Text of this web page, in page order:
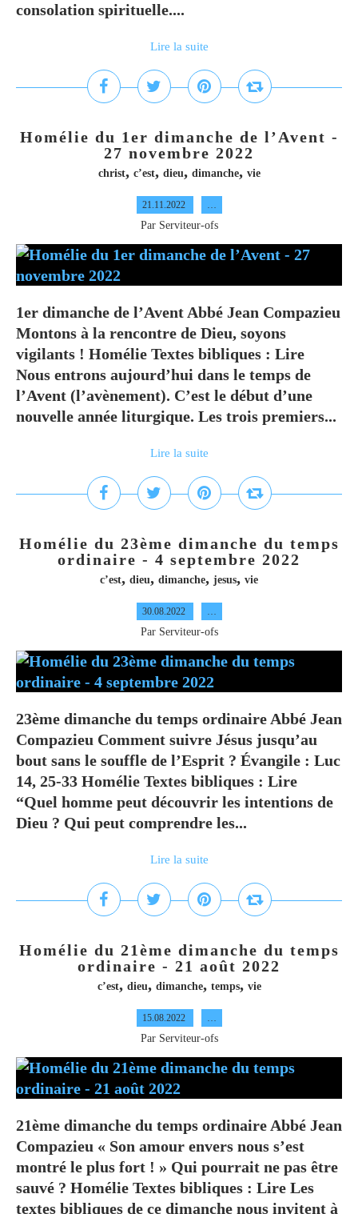
consolation spirituelle....
Lire la suite
Homélie du 1er dimanche de l’Avent -
27 novembre 2022
christ, c’est, dieu, dimanche, vie
21.11.2022 …
Par Serviteur-ofs
1er dimanche de l’Avent Abbé Jean Compazieu
Montons à la rencontre de Dieu, soyons
vigilants ! Homélie Textes bibliques : Lire
Nous entrons aujourd’hui dans le temps de
l’Avent (l’avènement). C’est le début d’une
nouvelle année liturgique. Les trois premiers...
Lire la suite
Homélie du 23ème dimanche du temps
ordinaire - 4 septembre 2022
c’est, dieu, dimanche, jesus, vie
30.08.2022 …
Par Serviteur-ofs
23ème dimanche du temps ordinaire Abbé Jean
Compazieu Comment suivre Jésus jusqu’au
bout sans le souffle de l’Esprit ? Évangile : Luc
14, 25-33 Homélie Textes bibliques : Lire
“Quel homme peut découvrir les intentions de
Dieu ? Qui peut comprendre les...
Lire la suite
Homélie du 21ème dimanche du temps
ordinaire - 21 août 2022
c’est, dieu, dimanche, temps, vie
15.08.2022 …
Par Serviteur-ofs
21ème dimanche du temps ordinaire Abbé Jean
Compazieu « Son amour envers nous s’est
montré le plus fort ! » Qui pourrait ne pas être
sauvé ? Homélie Textes bibliques : Lire Les
textes bibliques de ce dimanche nous invitent à